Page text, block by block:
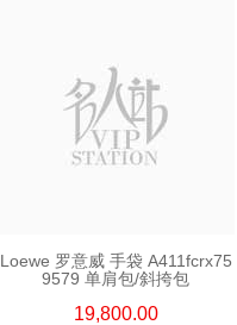
Loewe 罗意威 手袋 A411fcrx75
9579 单肩包/斜挎包
19,800.00